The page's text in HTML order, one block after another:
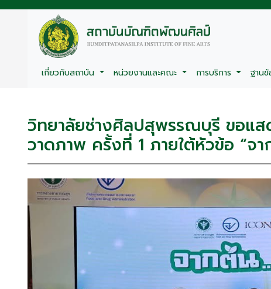
เกี่ยวกับสถาบัน หน่วยงานและคณะ การบริการ ฐาน
วิทยาลัยช่างศิลปสุพรรณบุรี ขอแส
วาดภาพ ครั้งที่ 1 ภายใต้หัวข้อ “จา